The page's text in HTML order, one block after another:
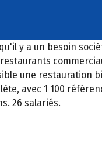
y a un besoin
une restauration
avec 1 100
26 salariés.